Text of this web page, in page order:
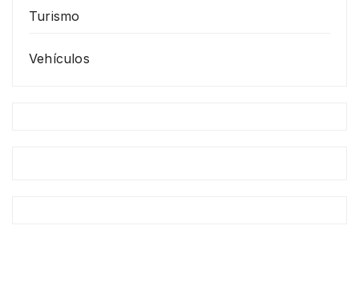
Turismo
Vehículos